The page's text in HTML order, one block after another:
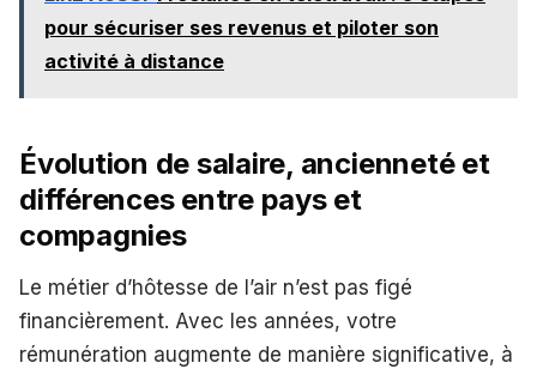
pour sécuriser ses revenus et piloter son
activité à distance
Évolution de salaire, ancienneté et
différences entre pays et
compagnies
Le métier d’hôtesse de l’air n’est pas figé
financièrement. Avec les années, votre
rémunération augmente de manière significative, à